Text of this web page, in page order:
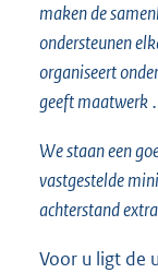
maken de
ondersteunen
organiseert
geeft maatwerk.
We staan een
vastgestelde
achterstand
Voor u ligt de